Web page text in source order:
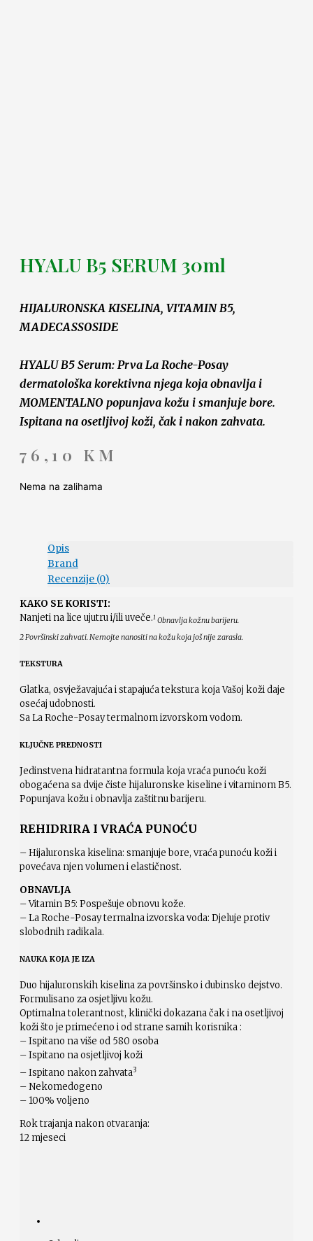
HYALU B5 SERUM 30ml
HIJALURONSKA KISELINA, VITAMIN B5,
MADECASSOSIDE
HYALU B5 Serum: Prva La Roche-Posay
dermatološka korektivna njega koja obnavlja i
MOMENTALNO popunjava kožu i smanjuje bore.
Ispitana na osetljivoj koži, čak i nakon zahvata.
76,10 KM
Nema na zalihama
Opis
Brand
Recenzije (0)
KAKO SE KORISTI:
Nanjeti na lice ujutru i/ili uveče.1 Obnavlja kožnu barijeru.
2 Površinski zahvati. Nemojte nanositi na kožu koja još nije zarasla.
TEKSTURA
Glatka, osvježavajuća i stapajuća tekstura koja Vašoj koži daje
osećaj udobnosti.
Sa La Roche-Posay termalnom izvorskom vodom.
KLJUČNE PREDNOSTI
Jedinstvena hidratantna formula koja vraća punoću koži
obogaćena sa dvije čiste hijaluronske kiseline i vitaminom B5.
Popunjava kožu i obnavlja zaštitnu barijeru.
REHIDRIRA I VRAĆA PUNOĆU
– Hijaluronska kiselina: smanjuje bore, vraća punoću koži i
povećava njen volumen i elastičnost.
OBNAVLJA
– Vitamin B5: Pospešuje obnovu kože.
– La Roche-Posay termalna izvorska voda: Djeluje protiv
slobodnih radikala.
NAUKA KOJA JE IZA
Duo hijaluronskih kiselina za površinsko i dubinsko dejstvo.
Formulisano za osjetljivu kožu.
Optimalna tolerantnost, klinički dokazana čak i na osetljivoj
koži što je primećeno i od strane samih korisnika :
– Ispitano na više od 580 osoba
– Ispitano na osjetljivoj koži
– Ispitano nakon zahvata3
– Nekomedogeno
– 100% voljeno
Rok trajanja nakon otvaranja:
12 mjeseci